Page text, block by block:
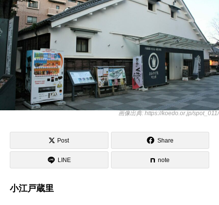
画像出典: https://koedo.or.jp/spot_011/
Post Share
LINE note
小江戸蔵里